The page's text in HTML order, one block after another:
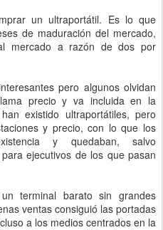
un ultraportátil. Es lo que
de maduración del mercado,
mercado a razón de dos por
pero algunos olvidan
precio y va incluida en la
existido ultraportátiles, pero
y precio, con lo que los
y quedaban, salvo
ejecutivos de los que pasan
terminal barato sin grandes
ventas consiguió las portadas
a los medios centrados en la